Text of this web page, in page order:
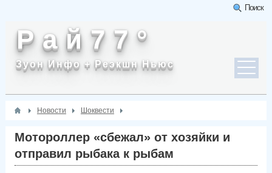
Поиск
Р а й 7 7 °
Зуон Инфо + Реэкшн Ньюс
Новости Шоквести
Мотороллер «сбежал» от хозяйки и
отправил рыбака к рыбам